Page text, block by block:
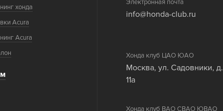
хонда
Acura
Acura
Электронная почта
info@honda-club.ru
Хонда клуб ЦАО ЮАО
Москва, ул. Садовники, д.
11а
Хонда клуб ВАО СВАО ЮВАО